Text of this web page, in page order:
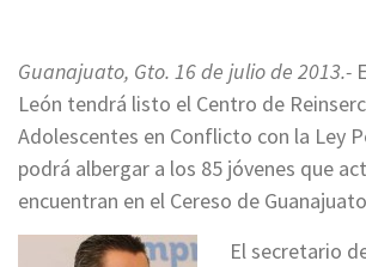
Guanajuato, Gto. 16 de julio de 2013.-
León tendrá listo el Centro de
Adolescentes en Conflicto con la Ley
podrá albergar a los 85 jóvenes que
encuentran en el Cereso de
El secretario